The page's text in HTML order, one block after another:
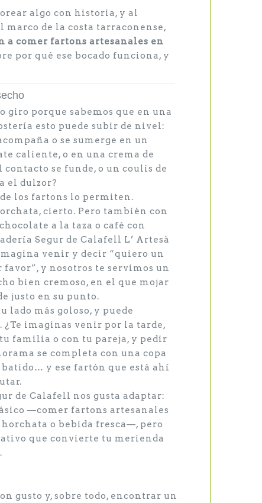
algo con historia, y al
de la costa tarraconense,
a comer fartons artesanales en
por qué ese bocado funciona, y
giro porque sabemos que en una
esto puede subir de nivel:
o se sumerge en un
caliente, o en una crema de
se funde, o un coulis de
el dulzor?
los fartons lo permiten.
cierto. Pero también con
a la taza o café con
Segur de Calafell L’ Artesà
venir y decir “quiero un
y nosotros te servimos un
bien cremoso, en el que mojar
justo en su punto.
lado más goloso, y puede
imaginas venir por la tarde,
familia o con tu pareja, y pedir
se completa con una copa
batido… y ese fartón que está ahí
de Calafell nos gusta adaptar:
—comer fartons artesanales
o bebida fresca—, pero
que convierte tu merienda
gusto y, sobre todo, encontrar un